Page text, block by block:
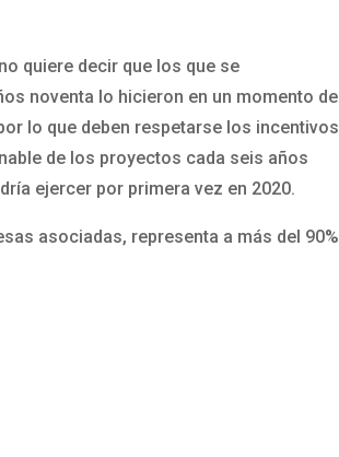
quiere decir que los que se
noventa lo hicieron en un momento de
lo que deben respetarse los incentivos
de los proyectos cada seis años
ejercer por primera vez en 2020.
asociadas, representa a más del 90%